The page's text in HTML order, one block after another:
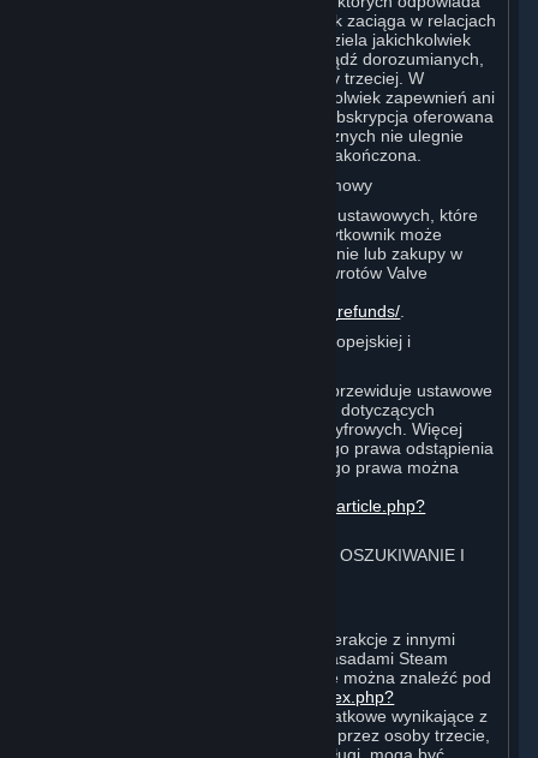
oraz za zobowiązania, które Użytkownik zaciąga w relacjach
z takimi osobami trzecimi. Valve nie udziela jakichkolwiek
zapewnień ani gwarancji, wyraźnych bądź dorozumianych,
dotyczących jakiejkolwiek witryny osoby trzeciej. W
szczególności Valve nie udziela jakichkolwiek zapewnień ani
gwarancji, że jakakolwiek usługa lub subskrypcja oferowana
za pośrednictwem dostawców zewnętrznych nie ulegnie
zmianie, nie zostanie zawieszona lub zakończona.
I. Zwroty i Prawo do Odstąpienia od Umowy
Bez uszczerbku dla jakichkolwiek praw ustawowych, które
mogą przysługiwać Użytkownikowi, Użytkownik może
wystąpić o zwrot pieniędzy za zamówienie lub zakupy w
Steam zgodnie z warunkami Polityki Zwrotów Valve
http://store.steampowered.com/steam_refunds/
Informacja dla konsumentów z Unii Europejskiej i
Prawo UE i Zjednoczonego Królestwa przewiduje ustawowe
prawo odstąpienia od niektórych umów dotyczących
towarów fizycznych i zamówień treści cyfrowych. Więcej
informacji na temat zakresu ustawowego prawa odstąpienia
od umowy i sposobów korzystania z tego prawa można
https://support.steampowered.com/kb_article.php?
4. ZASADY POSTĘPOWANIA W SIECI, OSZUKIWANIE I
Postępowanie Użytkownika w sieci i interakcje z innymi
Użytkownikami muszą być zgodne z Zasadami Steam
Dotyczącymi Zachowania w Sieci, które można znaleźć pod
http://steampowered.com/index.php?
. Wymagania dodatkowe wynikające z
warunków użytkowania ustanowionych przez osoby trzecie,